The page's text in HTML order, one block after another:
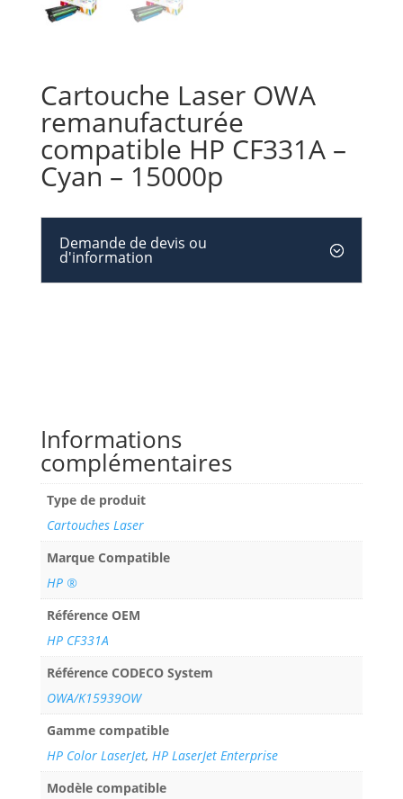
Cartouche Laser OWA
remanufacturée
compatible HP CF331A –
Cyan – 15000p
Demande de devis ou
d'information
Informations
complémentaires
Type de produit
Cartouches Laser
Marque Compatible
HP ®
Référence OEM
HP CF331A
Référence CODECO System
OWA/K15939OW
Gamme compatible
HP Color LaserJet, HP LaserJet Enterprise
Modèle compatible